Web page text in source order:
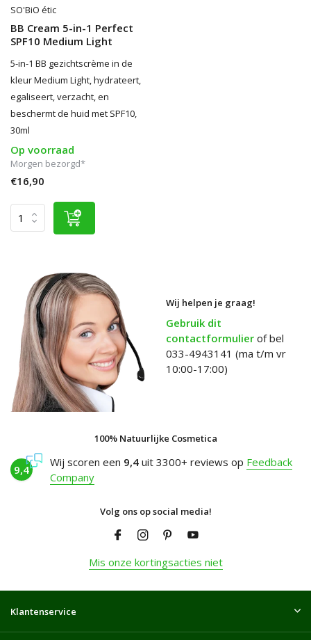
SO'BiO étic
BB Cream 5-in-1 Perfect
SPF10 Medium Light
5-in-1 BB gezichtscrème in de
kleur Medium Light, hydrateert,
egaliseert, verzacht, en
beschermt de huid met SPF10,
30ml
Op voorraad
Morgen bezorgd*
€16,90
Wij helpen je graag!
Gebruik dit
contactformulier of bel
033-4943141 (ma t/m vr
10:00-17:00)
100% Natuurlijke Cosmetica
9,4
Wij scoren een 9,4 uit 3300+ reviews op Feedback
Company
Volg ons op social media!
Mis onze kortingsacties niet
Klantenservice